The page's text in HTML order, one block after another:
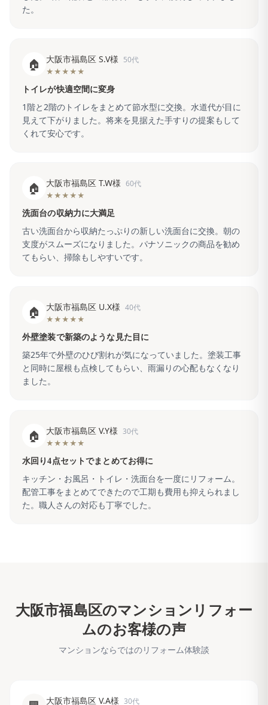
た。
🏠 大阪市福島区 S.V様 50代
★★★★★
トイレが快適空間に変身
1階と2階のトイレをまとめて節水型に交換。水道代が目に
見えて下がりました。将来を見据えた手すりの提案もして
くれて安心です。
🏠 大阪市福島区 T.W様 60代
★★★★★
洗面台の収納力に大満足
古い洗面台から収納たっぷりの新しい洗面台に交換。朝の
支度がスムーズになりました。パナソニックの商品を勧め
てもらい、掃除もしやすいです。
🏠 大阪市福島区 U.X様 40代
★★★★★
外壁塗装で新築のような見た目に
築25年で外壁のひび割れが気になっていました。塗装工事
と同時に屋根も点検してもらい、雨漏りの心配もなくなり
ました。
🏠 大阪市福島区 V.Y様 30代
★★★★★
水回り4点セットでまとめてお得に
キッチン・お風呂・トイレ・洗面台を一度にリフォーム。
配管工事をまとめてできたので工期も費用も抑えられまし
た。職人さんの対応も丁寧でした。
大阪市福島区のマンションリフォー
ムのお客様の声
マンションならではのリフォーム体験談
大阪市福島区 V.A様 30代